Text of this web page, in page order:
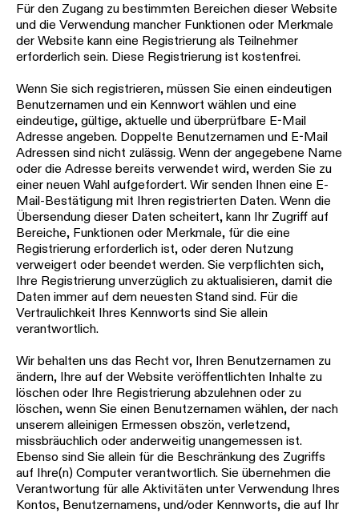
Für den Zugang zu bestimmten Bereichen dieser Website
und die Verwendung mancher Funktionen oder Merkmale
der Website kann eine Registrierung als Teilnehmer
erforderlich sein. Diese Registrierung ist kostenfrei.
Wenn Sie sich registrieren, müssen Sie einen eindeutigen
Benutzernamen und ein Kennwort wählen und eine
eindeutige, gültige, aktuelle und überprüfbare E-Mail
Adresse angeben. Doppelte Benutzernamen und E-Mail
Adressen sind nicht zulässig. Wenn der angegebene Name
oder die Adresse bereits verwendet wird, werden Sie zu
einer neuen Wahl aufgefordert. Wir senden Ihnen eine E-
Mail-Bestätigung mit Ihren registrierten Daten. Wenn die
Übersendung dieser Daten scheitert, kann Ihr Zugriff auf
Bereiche, Funktionen oder Merkmale, für die eine
Registrierung erforderlich ist, oder deren Nutzung
verweigert oder beendet werden. Sie verpflichten sich,
Ihre Registrierung unverzüglich zu aktualisieren, damit die
Daten immer auf dem neuesten Stand sind. Für die
Vertraulichkeit Ihres Kennworts sind Sie allein
verantwortlich.
Wir behalten uns das Recht vor, Ihren Benutzernamen zu
ändern, Ihre auf der Website veröffentlichten Inhalte zu
löschen oder Ihre Registrierung abzulehnen oder zu
löschen, wenn Sie einen Benutzernamen wählen, der nach
unserem alleinigen Ermessen obszön, verletzend,
missbräuchlich oder anderweitig unangemessen ist.
Ebenso sind Sie allein für die Beschränkung des Zugriffs
auf Ihre(n) Computer verantwortlich. Sie übernehmen die
Verantwortung für alle Aktivitäten unter Verwendung Ihres
Kontos, Benutzernamens, und/oder Kennworts, die auf Ihr